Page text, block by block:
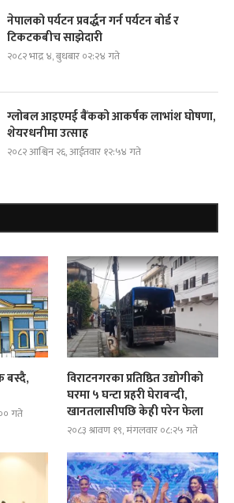
नेपालको पर्यटन प्रवर्द्धन गर्न पर्यटन बोर्ड र
टिकटकबीच साझेदारी
२०८२ भाद्र ४, बुधबार ०२:२४ गते
ग्लोबल आइएमई बैंकको आकर्षक लाभांश घोषणा,
शेयरधनीमा उत्साह
२०८२ आश्विन २६, आईतवार १२:५४ गते
बस्दै,
गते
विराटनगरका प्रतिष्ठित उद्योगीको
घरमा ५ घन्टा प्रहरी घेराबन्दी,
खानतलासीपछि केही परेन फेला
२०८३ श्रावण १९, मंगलवार ०८:२५ गते